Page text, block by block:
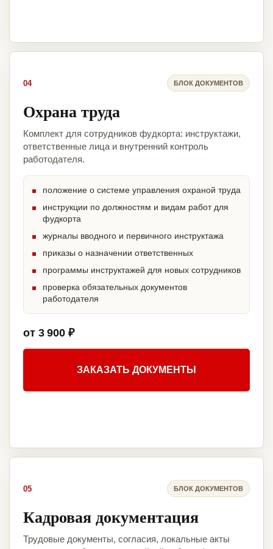
04 БЛОК ДОКУМЕНТОВ
Охрана труда
Комплект для сотрудников фудкорта: инструктажи,
ответственные лица и внутренний контроль
работодателя.
положение о системе управления охраной труда
инструкции по должностям и видам работ для
фудкорта
журналы вводного и первичного инструктажа
приказы о назначении ответственных
программы инструктажей для новых сотрудников
проверка обязательных документов
работодателя
от 3 900 ₽
ЗАКАЗАТЬ ДОКУМЕНТЫ
05 БЛОК ДОКУМЕНТОВ
Кадровая документация
Трудовые документы, согласия, локальные акты